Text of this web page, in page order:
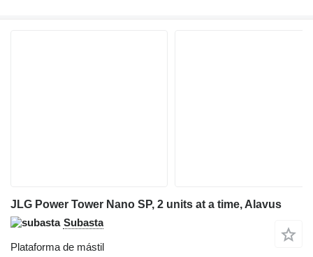
JLG Power Tower Nano SP, 2 units at a time, Alavus
Subasta
Plataforma de mástil